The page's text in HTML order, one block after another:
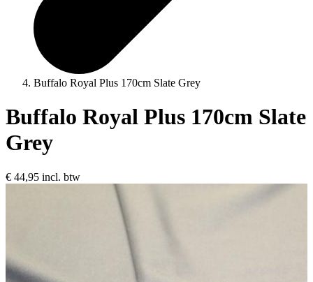
Buffalo Royal Plus 170cm Slate Grey
Buffalo Royal Plus 170cm Slate
Grey
€ 44,95 incl. btw